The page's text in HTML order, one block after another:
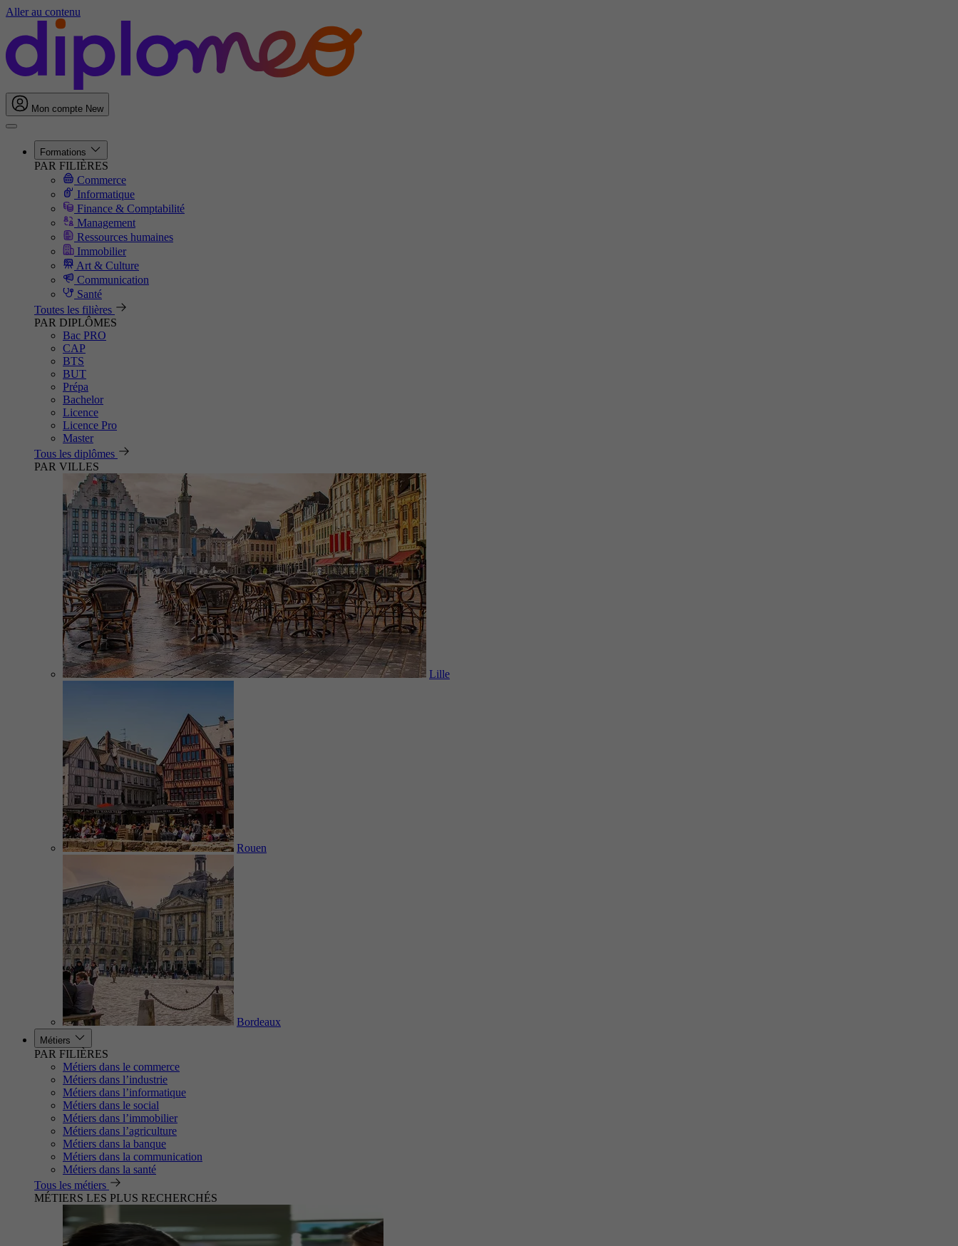
Aller au contenu
Mon compte New
Formations
PAR FILIÈRES
Commerce
Informatique
Finance & Comptabilité
Management
Ressources humaines
Immobilier
Art & Culture
Communication
Santé
Toutes les filières
PAR DIPLÔMES
Bac PRO
CAP
BTS
BUT
Prépa
Bachelor
Licence
Licence Pro
Master
Tous les diplômes
PAR VILLES
Lille
Rouen
Bordeaux
Métiers
PAR FILIÈRES
Métiers dans le commerce
Métiers dans l’industrie
Métiers dans l’informatique
Métiers dans le social
Métiers dans l’immobilier
Métiers dans l’agriculture
Métiers dans la banque
Métiers dans la communication
Métiers dans la santé
Tous les métiers
MÉTIERS LES PLUS RECHERCHÉS